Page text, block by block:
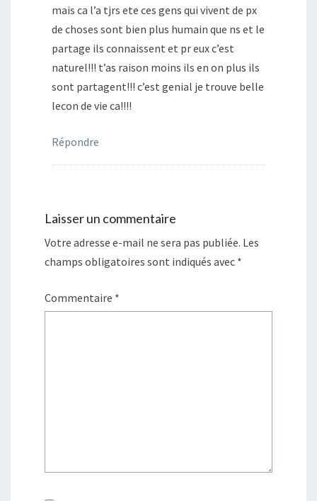
mais ca l’a tjrs ete ces gens qui vivent de px
de choses sont bien plus humain que ns et le
partage ils connaissent et pr eux c’est
naturel!!! t’as raison moins ils en on plus ils
sont partagent!!! c’est genial je trouve belle
lecon de vie ca!!!!
Répondre
Laisser un commentaire
Votre adresse e-mail ne sera pas publiée. Les
champs obligatoires sont indiqués avec *
Commentaire *